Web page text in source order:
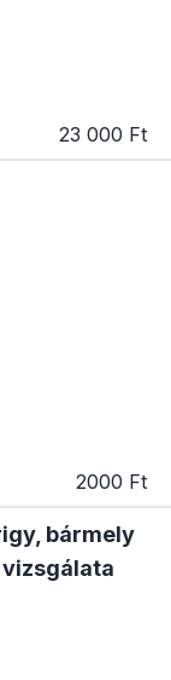
23 000 Ft
2000 Ft
bármely